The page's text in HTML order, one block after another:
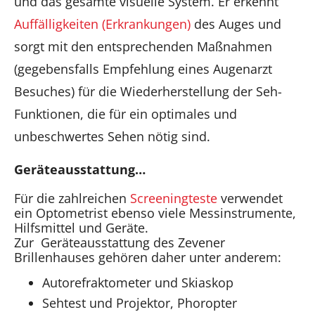
Auffälligkeiten (Erkrankungen) des Auges und
sorgt mit den entsprechenden Maßnahmen
(gegebensfalls Empfehlung eines Augenarzt
Besuches) für die Wiederherstellung der Seh-
Funktionen, die für ein optimales und
unbeschwertes Sehen nötig sind.
Geräteausstattung…
Für die zahlreichen Screeningteste verwendet
ein Optometrist ebenso viele Messinstrumente,
Hilfsmittel und Geräte.
Zur Geräteausstattung des Zevener
Brillenhauses gehören daher unter anderem:
Autorefraktometer und Skiaskop
Sehtest und Projektor, Phoropter